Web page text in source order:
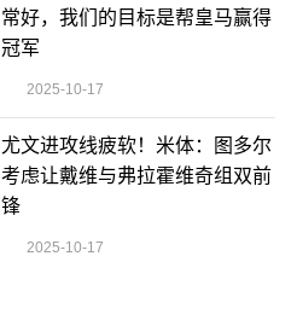
常好，我们的目标是帮皇马赢得
冠军
2025-10-17
尤文进攻线疲软！米体：图多尔
考虑让戴维与弗拉霍维奇组双前
锋
2025-10-17